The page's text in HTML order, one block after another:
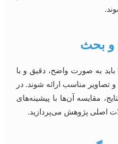
باید به صورت واضح، دقیق و با
و تصاویر مناسب ارائه شوند. در
مقایسه آن‌ها با پیشینه‌های
اصلی پژوهش می‌پردازید.